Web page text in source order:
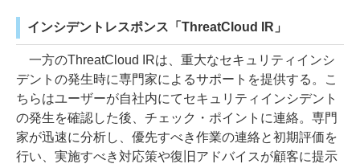
インシデントレスポンス「ThreatCloud IR」
一方のThreatCloud IRは、重大なセキュリティインシ
デントの発生時に専門家によるサポートを提供する。こ
ちらはユーザーが自社内にてセキュリティインシデント
の発生を確認した後、チェック・ポイントに連絡。専門
家が迅速に分析し、優先すべき作業の連絡と初期評価を
行い、実施すべき対応策や復旧アドバイスが顧客に提示